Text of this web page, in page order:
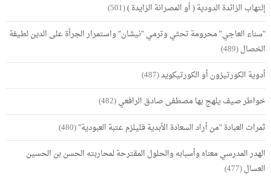
إلتهاب الزائدة الدودية ( أو المصرانة الزايدة )(501)
"سناء العاجي" محرومة تحثي وترمي "نيشان" واستمرار الجرأة على الدين لطيفة
الخصال(489)
أدوية الكورتيزون أو الكورتيكويد(487)
خواطر صيف يلهج بها مصطفى صادق الرافعي(482)
ثمرات العبادة "من أراد السعادة الأبدية فليلزم عتبة العبودية"(480)
الهدر المدرسي معناه وأسبابه والحلول المقترحة لمحاربته الحسن بن الحسين
العسال(477)